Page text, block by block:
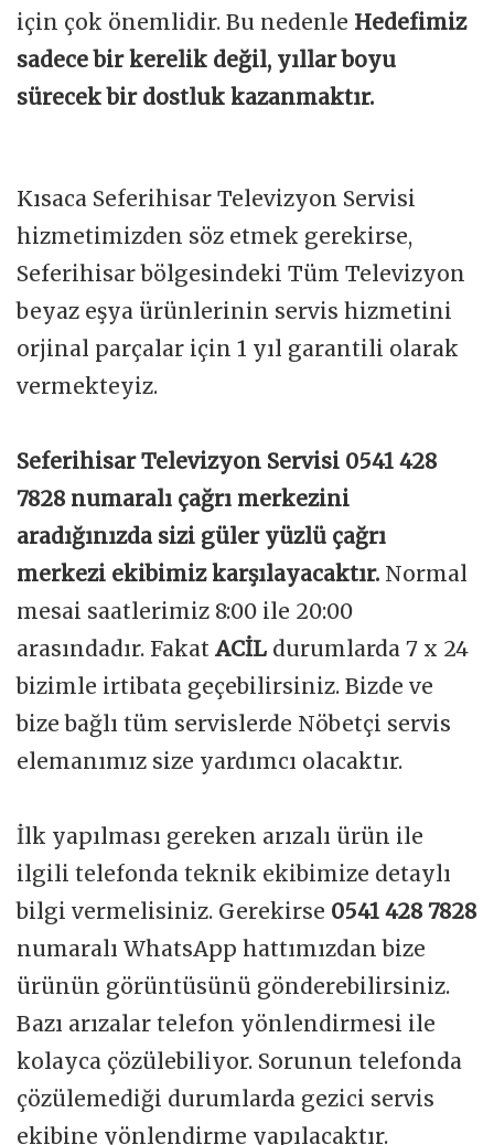
için çok önemlidir. Bu nedenle Hedefimiz
sadece bir kerelik değil, yıllar boyu
sürecek bir dostluk kazanmaktır.
Kısaca Seferihisar Televizyon Servisi
hizmetimizden söz etmek gerekirse,
Seferihisar bölgesindeki Tüm Televizyon
beyaz eşya ürünlerinin servis hizmetini
orjinal parçalar için 1 yıl garantili olarak
vermekteyiz.
Seferihisar Televizyon Servisi 0541 428
7828 numaralı çağrı merkezini
aradığınızda sizi güler yüzlü çağrı
merkezi ekibimiz karşılayacaktır. Normal
mesai saatlerimiz 8:00 ile 20:00
arasındadır. Fakat ACİL durumlarda 7 x 24
bizimle irtibata geçebilirsiniz. Bizde ve
bize bağlı tüm servislerde Nöbetçi servis
elemanımız size yardımcı olacaktır.
İlk yapılması gereken arızalı ürün ile
ilgili telefonda teknik ekibimize detaylı
bilgi vermelisiniz. Gerekirse 0541 428 7828
numaralı WhatsApp hattımızdan bize
ürünün görüntüsünü gönderebilirsiniz.
Bazı arızalar telefon yönlendirmesi ile
kolayca çözülebiliyor. Sorunun telefonda
çözülemediği durumlarda gezici servis
ekibine yönlendirme yapılacaktır.